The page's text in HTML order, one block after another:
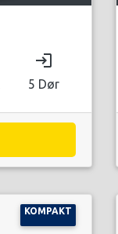
login
5 Dør
KOMPAKT